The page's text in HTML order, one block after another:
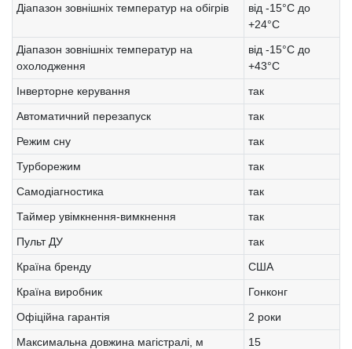
Діапазон зовнішніх температур на обігрів
від -15°С до
+24°С
Діапазон зовнішніх температур на
охолодження
від -15°С до
+43°С
Інверторне керування
так
Автоматичний перезапуск
так
Режим сну
так
Турборежим
так
Самодіагностика
так
Таймер увімкнення-вимкнення
так
Пульт ДУ
так
Країна бренду
США
Країна виробник
Гонконг
Офіційна гарантія
2 роки
Максимальна довжина магістралі, м
15